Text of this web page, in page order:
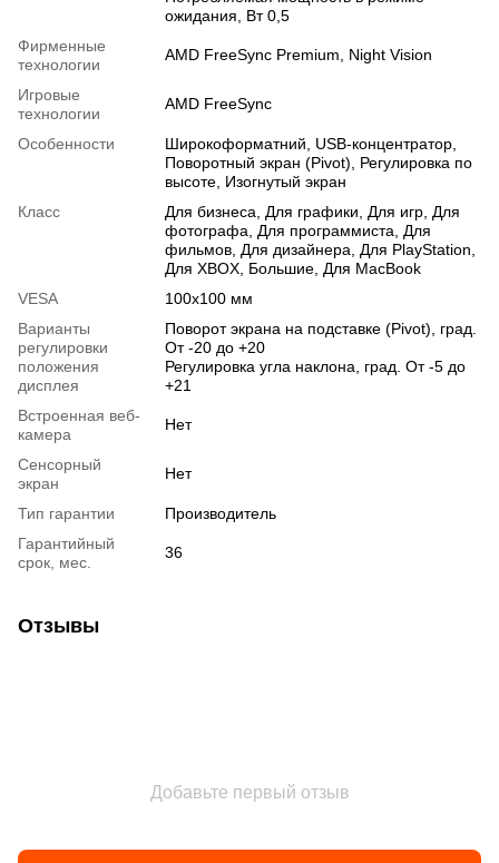
ожидания, Вт 0,5
Фирменные
технологии
AMD FreeSync Premium, Night Vision
Игровые
технологии
AMD FreeSync
Особенности Широкоформатний USB-концентратор
Поворотный экран (Pivot)
Регулировка по
высоте Изогнутый экран
Класс
Для бизнеса Для графики Для игр Для
фотографа
Для программиста
Для
фильмов Для дизайнера Для PlayStation
Для XBOX Большие Для MacBook
VESA
100х100 мм
Варианты
регулировки
положения
дисплея
Поворот экрана на подставке (Pivot), град.
От -20 до +20
Регулировка угла наклона, град. От -5 до
+21
Встроенная веб-
камера
Нет
Сенсорный
экран
Нет
Тип гарантии
Производитель
Гарантийный
срок, мес.
36
Отзывы
Добавьте первый отзыв